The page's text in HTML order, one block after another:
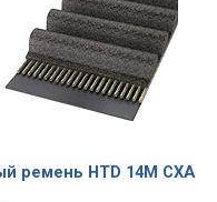
ремень HTD 14M CXA